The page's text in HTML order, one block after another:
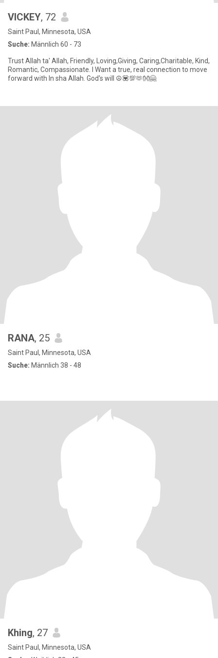
VICKEY, 72
Saint Paul, Minnesota, USA
Suche: Männlich 60 - 73
Trust Allah ta' Allah, Friendly, Loving,Giving, Caring,Charitable, Kind,
Romantic, Compassionate. l Want a true, real connection to move
forward with In sha Allah. God's will ☮️💟💯🫶👐🤗
RANA, 25
Saint Paul, Minnesota, USA
Suche: Männlich 38 - 48
Khing, 27
Saint Paul, Minnesota, USA